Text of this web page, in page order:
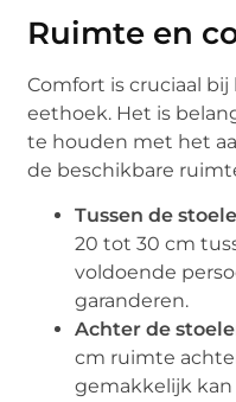
Ruimte en
Comfort is cruciaal
eethoek. Het is
te houden met het
de beschikbare
Tussen de
20 tot 30 cm
voldoende
garanderen.
Achter de
cm ruimte
gemakkelijk